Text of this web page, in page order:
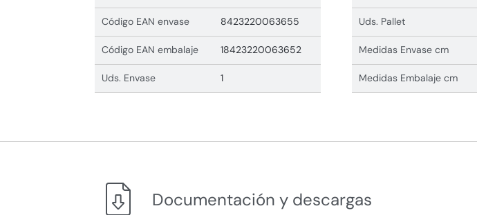
Código EAN envase 8423220063655
Código EAN embalaje 18423220063652
Uds. Envase 1
Uds. Pallet
Medidas Envase cm
Medidas Embalaje cm
Documentación y descargas